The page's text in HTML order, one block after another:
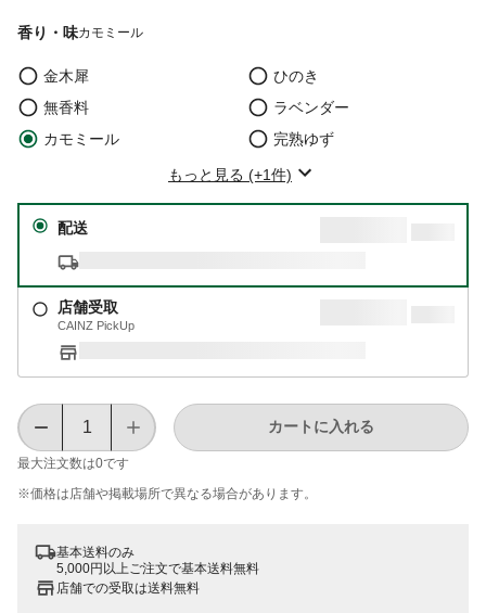
香り・味カモミール
金木犀
ひのき
無香料
ラベンダー
カモミール
完熟ゆず
もっと見る (+1件)
配送
店舗受取
CAINZ PickUp
最大注文数は0です
カートに入れる
※価格は​店舗や​掲載場所で​異なる​場合が​あります。
基本送料のみ
5,000円以上ご注文で基本送料無料
店舗での受取は送料無料